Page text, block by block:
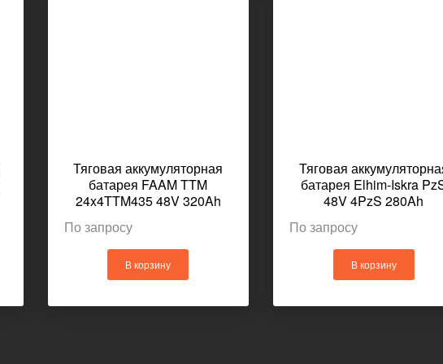
Тяговая аккумуляторная
батарея FAAM TTM
24x4TTM435 48V 320Ah
По запросу
В корзину
Тяговая
батарея Elhim-Iskra
48V 4PzS 280Ah
По запросу
В корзину